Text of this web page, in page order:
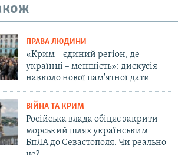
ПРАВА ЛЮДИНИ
«Крим – єдиний регіон, де
українці – меншість»: дискусія
навколо нової пам'ятної дати
ВІЙНА ТА КРИМ
Російська влада обіцяє закрити
морський шлях українським
БпЛА до Севастополя. Чи реально